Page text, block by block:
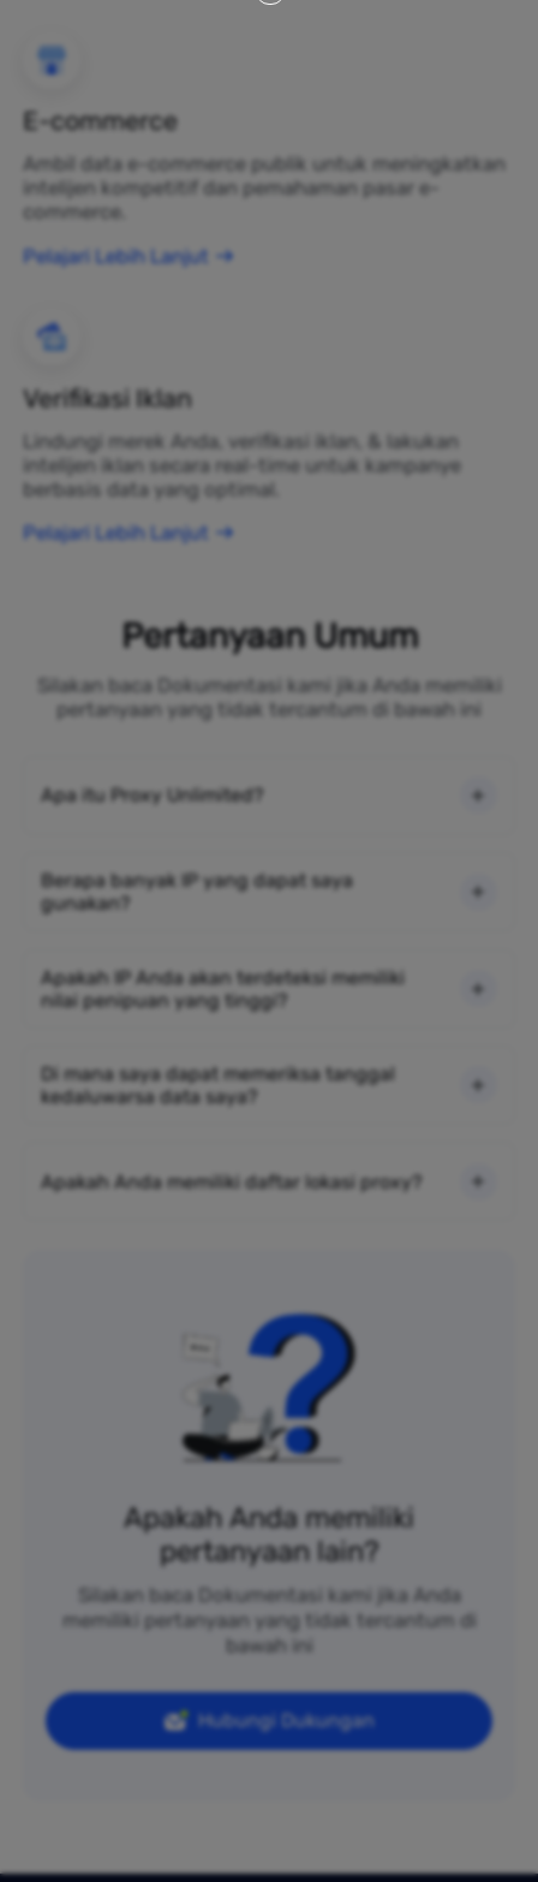
E-commerce
Ambil data e-commerce publik untuk meningkatkan
intelijen kompetitif dan pemahaman pasar e-
commerce.
Pelajari Lebih Lanjut
Verifikasi Iklan
Lindungi merek Anda, verifikasi iklan, & lakukan
intelijen iklan secara real-time untuk kampanye
berbasis data yang optimal.
Pelajari Lebih Lanjut
Pertanyaan Umum
Silakan baca Dokumentasi kami jika Anda memiliki
pertanyaan yang tidak tercantum di bawah ini
Apa itu Proxy Unlimited?
Berapa banyak IP yang dapat saya
gunakan?
Apakah IP Anda akan terdeteksi memiliki
nilai penipuan yang tinggi?
Di mana saya dapat memeriksa tanggal
kedaluwarsa data saya?
Apakah Anda memiliki daftar lokasi proxy?
Apakah Anda memiliki
pertanyaan lain?
Silakan baca Dokumentasi kami jika Anda
memiliki pertanyaan yang tidak tercantum di
bawah ini
Hubungi Dukungan